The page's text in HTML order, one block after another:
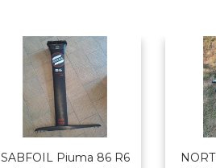
SABFOIL Piuma 86 R6